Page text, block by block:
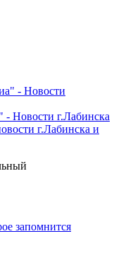
Новости г.Лабинска
г.Лабинска и
запомнится